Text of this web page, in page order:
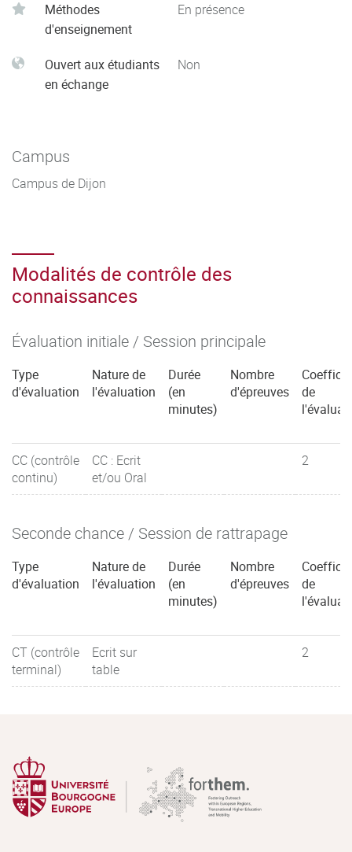
Méthodes
d'enseignement
En présence
Ouvert aux étudiants
en échange
Non
Campus
Campus de Dijon
Modalités de contrôle des
connaissances
Évaluation initiale / Session principale
Type
d'évaluation
Nature de
l'évaluation
Durée
(en
minutes)
Nombre
d'épreuves
de
CC (contrôle
continu)
CC : Ecrit
et/ou Oral
2
Seconde chance / Session de rattrapage
Type
d'évaluation
Nature de
l'évaluation
Durée
(en
minutes)
Nombre
d'épreuves
de
CT (contrôle
terminal)
Ecrit sur
table
2